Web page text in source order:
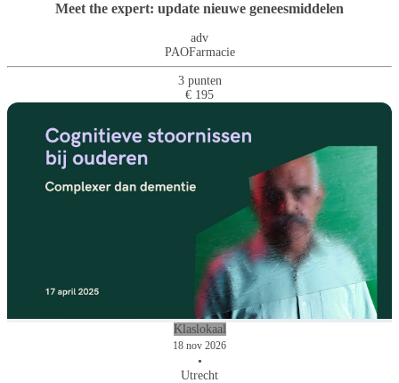
Meet the expert: update nieuwe geneesmiddelen
adv
PAOFarmacie
3 punten
€ 195
Klaslokaal
18 nov 2026
•
Utrecht